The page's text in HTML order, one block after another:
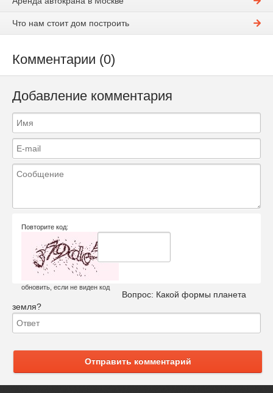
Что нам стоит дом построить
Комментарии (0)
Добавление комментария
Повторите код:
обновить, если не виден код
Вопрос: Какой формы планета
земля?
Отправить комментарий